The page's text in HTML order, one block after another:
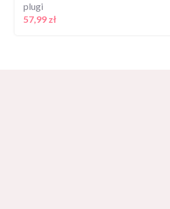
plugi
57,99 zł